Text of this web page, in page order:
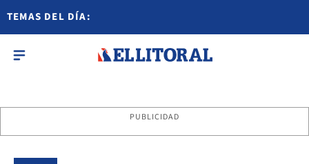
TEMAS DEL DÍA:
PUBLICIDAD